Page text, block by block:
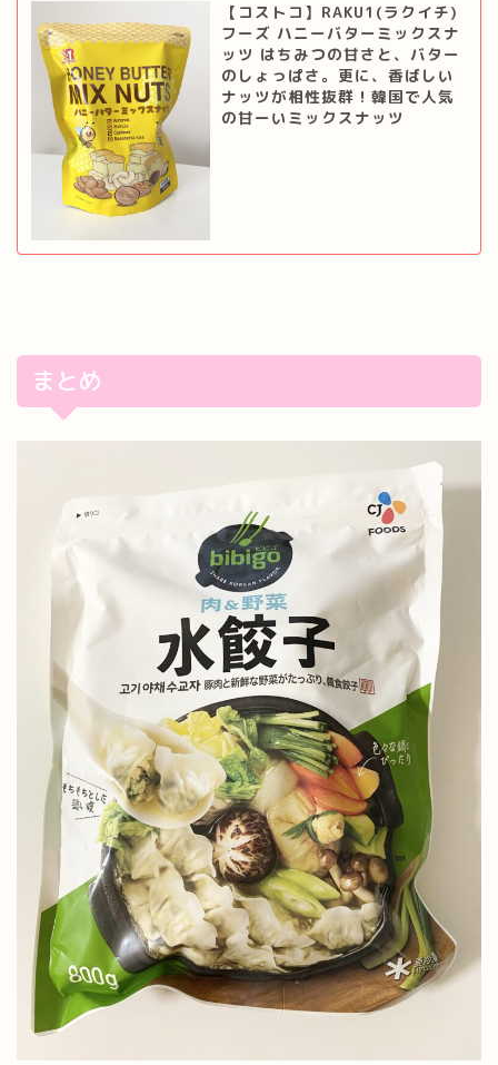
【コストコ】RAKU1(ラクイチ)
フーズ ハニーバターミックスナ
ッツ はちみつの甘さと、バター
のしょっぱさ。更に、香ばしい
ナッツが相性抜群！韓国で人気
の甘ーいミックスナッツ
まとめ